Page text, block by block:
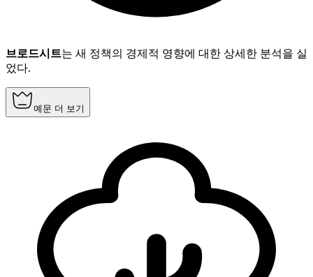
브로드시트는 새 정책의 경제적 영향에 대한 상세한 분석을 실
었다.
예문 더 보기